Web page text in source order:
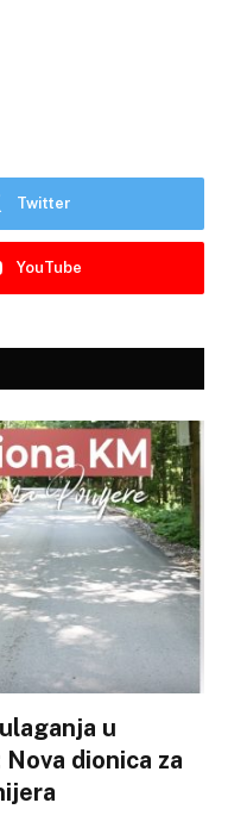
Twitter
YouTube
u
dionica za